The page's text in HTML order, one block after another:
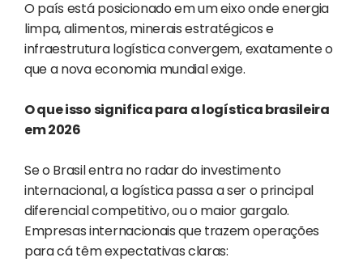
O país está posicionado em um eixo onde energia
limpa, alimentos, minerais estratégicos e
infraestrutura logística convergem, exatamente o
que a nova economia mundial exige.
O que isso significa para a logística brasileira
em 2026
Se o Brasil entra no radar do investimento
internacional, a logística passa a ser o principal
diferencial competitivo, ou o maior gargalo.
Empresas internacionais que trazem operações
para cá têm expectativas claras: